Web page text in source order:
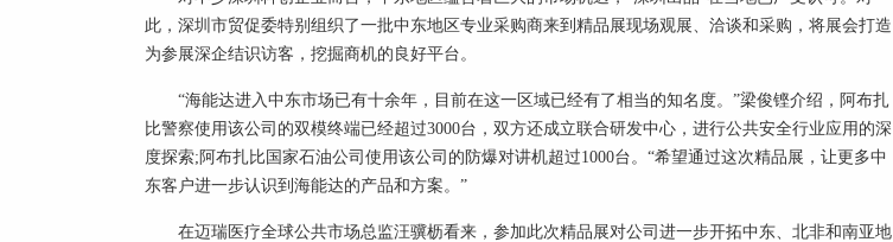
此，深圳市贸促委特别组织了一批中东地区专业采购商来到精品展现场观展、洽谈和采购，将展会打造
为参展深企结识访客，挖掘商机的良好平台。
“海能达进入中东市场已有十余年，目前在这一区域已经有了相当的知名度。”梁俊铿介绍，阿布扎
比警察使用该公司的双模终端已经超过3000台，双方还成立联合研发中心，进行公共安全行业应用的深
度探索;阿布扎比国家石油公司使用该公司的防爆对讲机超过1000台。“希望通过这次精品展，让更多中
东客户进一步认识到海能达的产品和方案。”
在迈瑞医疗全球公共市场总监汪骥枥看来，参加此次精品展对公司进一步开拓中东、北非和南亚地